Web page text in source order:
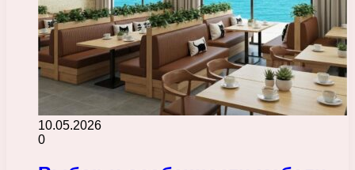
10.05.2026
0